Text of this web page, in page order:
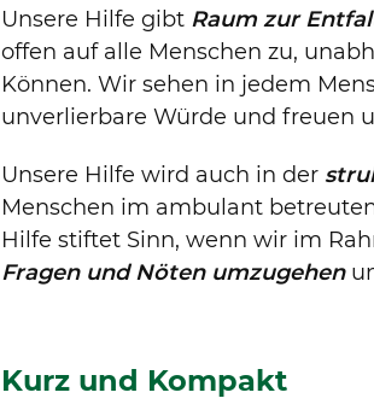
Unsere Hilfe gibt Raum zur
offen auf alle Menschen zu,
Können. Wir sehen in jedem
unverlierbare Würde und freuen
Unsere Hilfe wird auch in der
Menschen im ambulant
Hilfe stiftet Sinn, wenn wir im
Fragen und Nöten umzugehen
Kurz und Kompakt